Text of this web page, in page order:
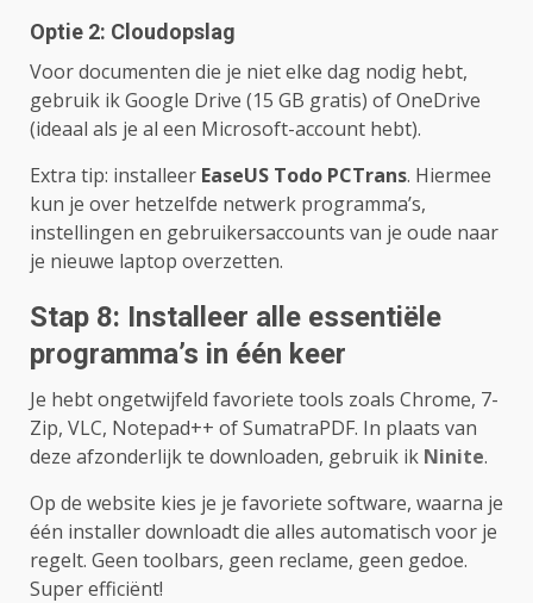
Optie 2: Cloudopslag
Voor documenten die je niet elke dag nodig hebt,
gebruik ik Google Drive (15 GB gratis) of OneDrive
(ideaal als je al een Microsoft-account hebt).
Extra tip: installeer EaseUS Todo PCTrans. Hiermee
kun je over hetzelfde netwerk programma’s,
instellingen en gebruikersaccounts van je oude naar
je nieuwe laptop overzetten.
Stap 8: Installeer alle essentiële
programma’s in één keer
Je hebt ongetwijfeld favoriete tools zoals Chrome, 7-
Zip, VLC, Notepad++ of SumatraPDF. In plaats van
deze afzonderlijk te downloaden, gebruik ik Ninite.
Op de website kies je je favoriete software, waarna je
één installer downloadt die alles automatisch voor je
regelt. Geen toolbars, geen reclame, geen gedoe.
Super efficiënt!